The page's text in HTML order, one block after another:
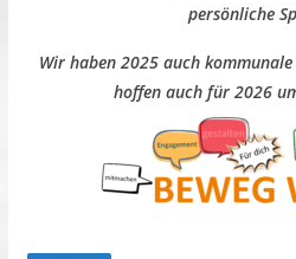
persönliche
Wir haben 2025 auch
hoffen auch für 2026